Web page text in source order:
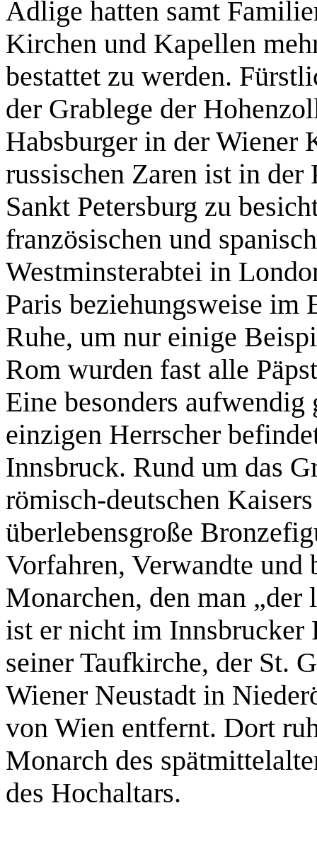
Adlige hatten samt
Kirchen und Kapellen
bestattet zu werden.
der Grablege der
Habsburger in der Wiener
russischen Zaren ist in
Sankt Petersburg zu
französischen und
Westminsterabtei in
Paris beziehungsweise
Ruhe, um nur einige
Rom wurden fast alle
Eine besonders
einzigen Herrscher
Innsbruck. Rund um das
römisch-deutschen
überlebensgroße
Vorfahren, Verwandte und
Monarchen, den man
ist er nicht im Innsbrucker
seiner Taufkirche, der St.
Wiener Neustadt in
von Wien entfernt. Dort
Monarch des
des Hochaltars.